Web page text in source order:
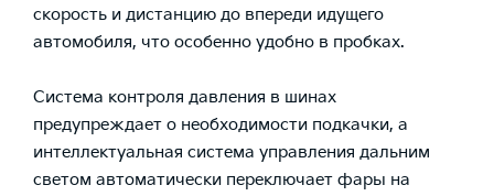
скорость и дистанцию до впереди идущего
автомобиля, что особенно удобно в пробках.
Система контроля давления в шинах
предупреждает о необходимости подкачки, а
интеллектуальная система управления дальним
светом автоматически переключает фары на